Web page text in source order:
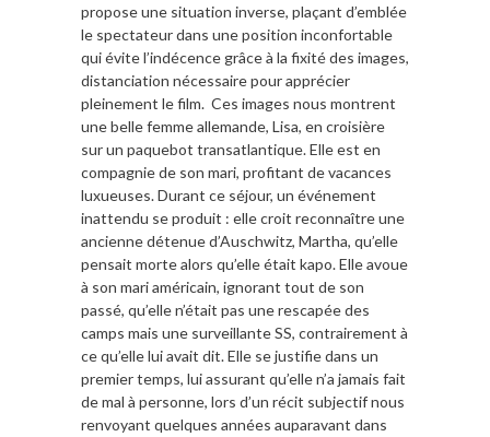
propose une situation inverse, plaçant d’emblée
le spectateur dans une position inconfortable
qui évite l’indécence grâce à la fixité des images,
distanciation nécessaire pour apprécier
pleinement le film. Ces images nous montrent
une belle femme allemande, Lisa, en croisière
sur un paquebot transatlantique. Elle est en
compagnie de son mari, profitant de vacances
luxueuses. Durant ce séjour, un événement
inattendu se produit : elle croit reconnaître une
ancienne détenue d’Auschwitz, Martha, qu’elle
pensait morte alors qu’elle était kapo. Elle avoue
à son mari américain, ignorant tout de son
passé, qu’elle n’était pas une rescapée des
camps mais une surveillante SS, contrairement à
ce qu’elle lui avait dit. Elle se justifie dans un
premier temps, lui assurant qu’elle n’a jamais fait
de mal à personne, lors d’un récit subjectif nous
renvoyant quelques années auparavant dans